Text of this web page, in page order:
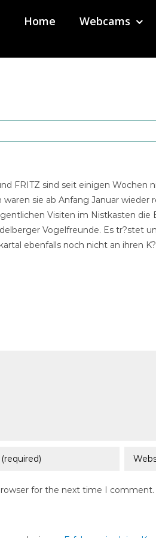
Home Webcams
FRITZ sind seit einigen Wochen
sie ab Anfang Januar wieder
Visiten im Nistkasten die
Vogelfreunde. Es tr?stet
ebenfalls noch nicht an ihren
for the next time I comment.